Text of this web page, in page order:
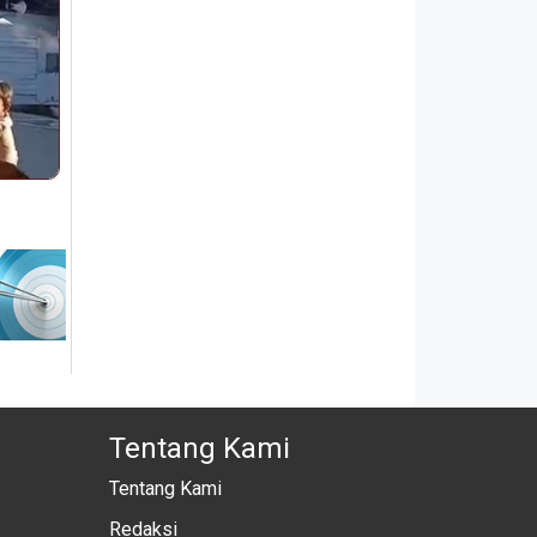
Tentang Kami
Tentang Kami
Redaksi